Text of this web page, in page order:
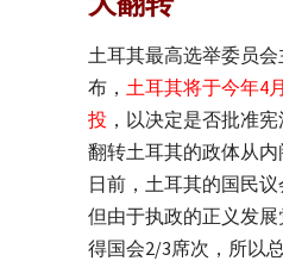
土耳其最高选举委员
布， 土耳其将于今年4
投 ，以决定是否批准
翻转土耳其的政体从内
日前，土耳其的国民议
但由于执政的正义发展
得国会2/3席次，所以